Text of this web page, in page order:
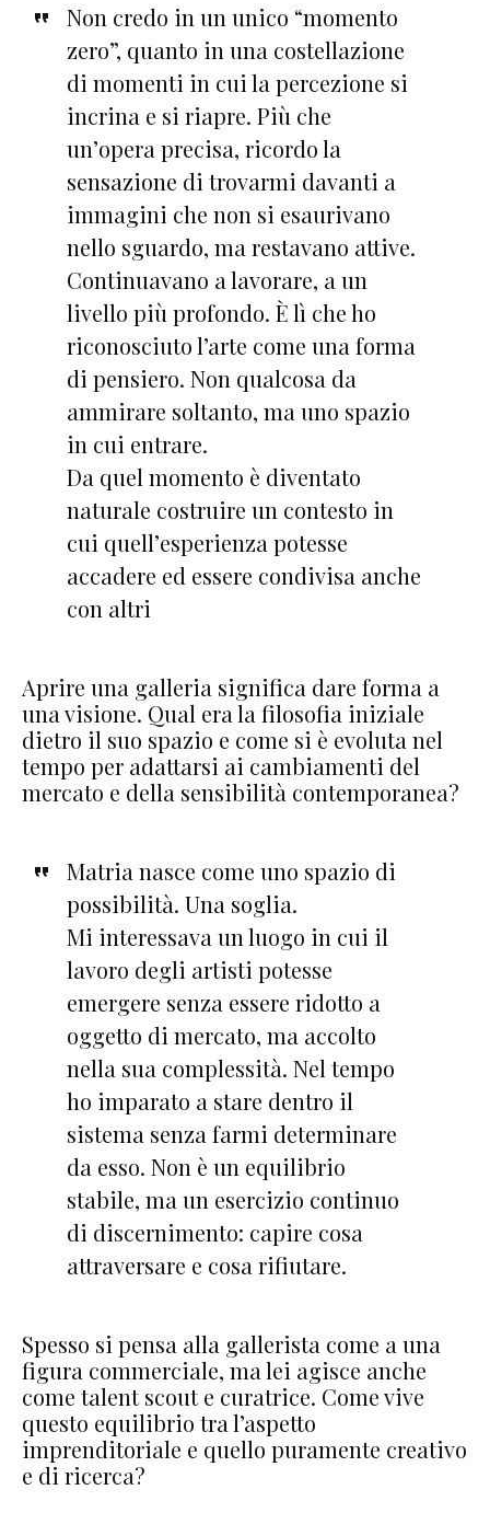
Non credo in un unico “momento
zero”, quanto in una costellazione
di momenti in cui la percezione si
incrina e si riapre. Più che
un’opera precisa, ricordo la
sensazione di trovarmi davanti a
immagini che non si esaurivano
nello sguardo, ma restavano attive.
Continuavano a lavorare, a un
livello più profondo. È lì che ho
riconosciuto l’arte come una forma
di pensiero. Non qualcosa da
ammirare soltanto, ma uno spazio
in cui entrare.
Da quel momento è diventato
naturale costruire un contesto in
cui quell’esperienza potesse
accadere ed essere condivisa anche
con altri
Aprire una galleria significa dare forma a
una visione. Qual era la filosofia iniziale
dietro il suo spazio e come si è evoluta nel
tempo per adattarsi ai cambiamenti del
mercato e della sensibilità contemporanea?
Matria nasce come uno spazio di
possibilità. Una soglia.
Mi interessava un luogo in cui il
lavoro degli artisti potesse
emergere senza essere ridotto a
oggetto di mercato, ma accolto
nella sua complessità. Nel tempo
ho imparato a stare dentro il
sistema senza farmi determinare
da esso. Non è un equilibrio
stabile, ma un esercizio continuo
di discernimento: capire cosa
attraversare e cosa rifiutare.
Spesso si pensa alla gallerista come a una
figura commerciale, ma lei agisce anche
come talent scout e curatrice. Come vive
questo equilibrio tra l’aspetto
imprenditoriale e quello puramente creativo
e di ricerca?